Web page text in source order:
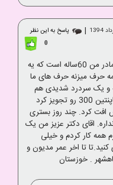
| پاسخ به این نظر
0
سلام اقای دکتر لطفا من رو راهنمای کنید.مادر من 60ساله است که یه
حرف میزنه حرف های ما
و یک سردرد شدیدی هم
داشته. تا اینکه یک دکتر عمومی قرص گاباپنتین 300 رو تجویز کرد
افت کرد. چند روز بستری
اقای دکتر عزیز من یک
همه کار کردم و خیلی
تا اخر عمر مدیون و
. خوزستان